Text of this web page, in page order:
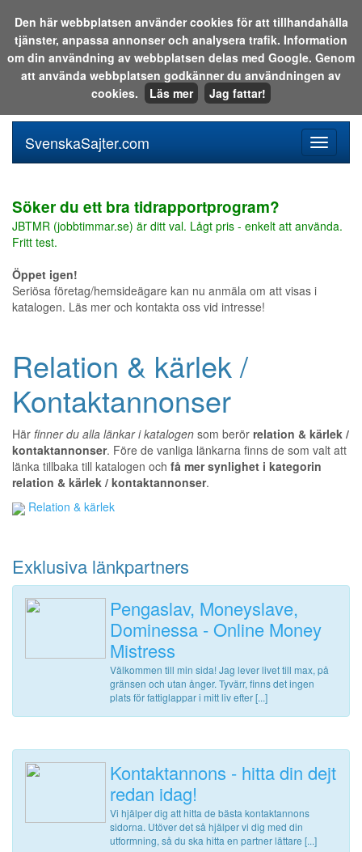
Sök i katalogen eller på webben:
meny
SvenskaSajter.com
Söker du ett bra tidrapportprogram?
JBTMR (jobbtimmar.se) är ditt val. Lågt pris - enkelt att använda.
Fritt test.
Öppet igen!
Seriösa företag/hemsideägare kan nu anmäla om att visas i
katalogen. Läs mer och kontakta oss vid intresse!
Relation & kärlek /
Kontaktannonser
Här finner du alla länkar i katalogen som berör relation & kärlek /
kontaktannonser. Före de vanliga länkarna finns de som valt att
länka tillbaka till katalogen och få mer synlighet i kategorin
relation & kärlek / kontaktannonser.
Relation & kärlek
Exklusiva länkpartners
Pengaslav, Moneyslave,
Dominessa - Online Money
Mistress
Välkommen till min sida! Jag lever livet till max, på
gränsen och utan ånger. Tyvärr, finns det ingen
plats för fattiglappar i mitt liv efter [...]
Kontaktannons - hitta din dejt
redan idag!
Vi hjälper dig att hitta de bästa kontaktannons
sidorna. Utöver det så hjälper vi dig med din
utformning, så du ska hitta en partner lättare [...]
Den här webbplatsen använder cookies för att tillhandahålla
tjänster, anpassa annonser och analysera trafik. Information
om din användning av webbplatsen delas med Google. Genom
att använda webbplatsen godkänner du användningen av
cookies.
Läs mer Jag fattar!